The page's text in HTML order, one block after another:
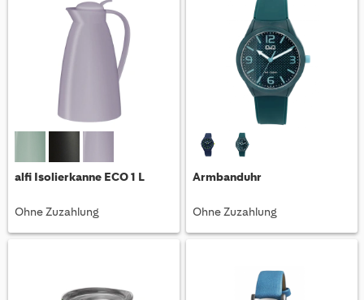
alfi Isolierkanne ECO 1 L
Ohne Zuzahlung
Armbanduhr
Ohne Zuzahlung